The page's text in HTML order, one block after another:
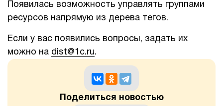
Появилась возможность управлять группами
ресурсов напрямую из дерева тегов.
Если у вас появились вопросы, задать их
можно на dist@1c.ru.
Поделиться новостью